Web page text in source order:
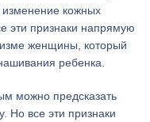
изменение кожных
эти признаки напрямую
женщины, который
ребенка.
можно предсказать
Но все эти признаки